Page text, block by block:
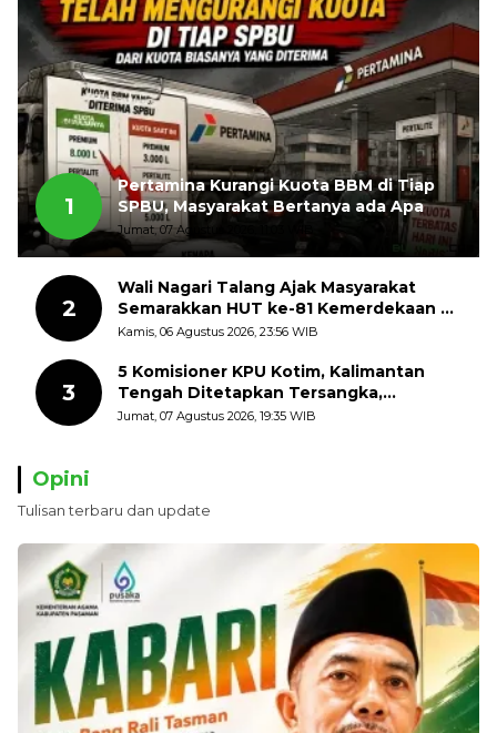
1
Pertamina Kurangi Kuota BBM di Tiap
SPBU, Masyarakat Bertanya ada Apa
Jumat, 07 Agustus 2026, 11:03 WIB
2
Wali Nagari Talang Ajak Masyarakat
Semarakkan HUT ke-81 Kemerdekaan RI
dengan Mengibarkan Bendera Merah
Kamis, 06 Agustus 2026, 23:56 WIB
3
5 Komisioner KPU Kotim, Kalimantan
Tengah Ditetapkan Tersangka,
Kerugian Negara ditaksir 10 Milyard
Jumat, 07 Agustus 2026, 19:35 WIB
Opini
Tulisan terbaru dan update